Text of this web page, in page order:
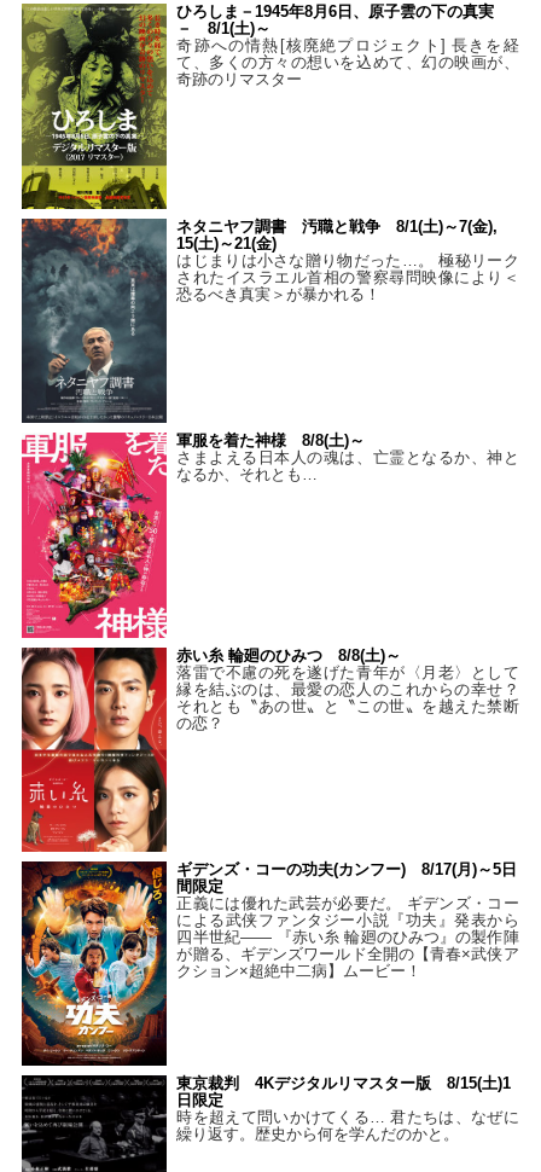
ひろしま－1945年8月6日、原子雲の下の真実
－ 8/1(土)～
奇跡への情熱[核廃絶プロジェクト] 長きを経
て、多くの方々の想いを込めて、幻の映画が、
奇跡のリマスター
ネタニヤフ調書 汚職と戦争 8/1(土)～7(金),
15(土)～21(金)
はじまりは小さな贈り物だった…。 極秘リーク
されたイスラエル首相の警察尋問映像により＜
恐るべき真実＞が暴かれる！
軍服を着た神様 8/8(土)～
さまよえる日本人の魂は、亡霊となるか、神と
なるか、それとも…
赤い糸 輪廻のひみつ 8/8(土)～
落雷で不慮の死を遂げた青年が〈月老〉として
縁を結ぶのは、最愛の恋人のこれからの幸せ？
それとも〝あの世〟と〝この世〟を越えた禁断
の恋？
ギデンズ・コーの功夫(カンフー) 8/17(月)～5日
間限定
正義には優れた武芸が必要だ。 ギデンズ・コー
による武侠ファンタジー小説『功夫』発表から
四半世紀―― 『赤い糸 輪廻のひみつ』の製作陣
が贈る、ギデンズワールド全開の【青春×武侠ア
クション×超絶中二病】ムービー！
東京裁判 4Kデジタルリマスター版 8/15(土)1
日限定
時を超えて問いかけてくる… 君たちは、なぜに
繰り返す。歴史から何を学んだのかと。